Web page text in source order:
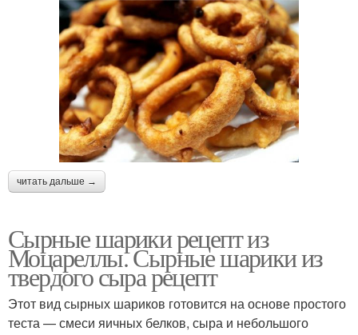
читать дальше →
Сырные шарики рецепт из
Моцареллы. Сырные шарики из
твердого сыра рецепт
Этот вид сырных шариков готовится на основе простого
теста — смеси яичных белков, сыра и небольшого